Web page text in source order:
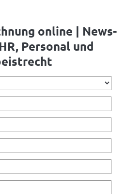
online | News-
Personal und